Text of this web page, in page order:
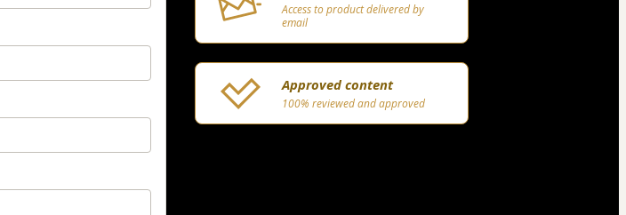
Access to product delivered by
email
Approved content
100% reviewed and approved